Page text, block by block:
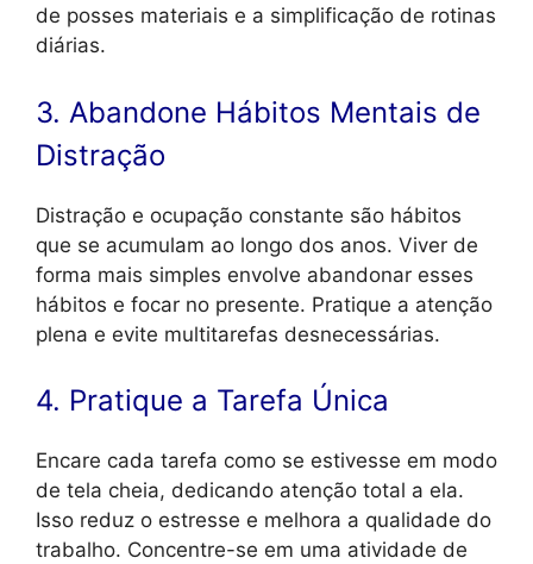
de posses materiais e a simplificação de rotinas
diárias.
3. Abandone Hábitos Mentais de
Distração
Distração e ocupação constante são hábitos
que se acumulam ao longo dos anos. Viver de
forma mais simples envolve abandonar esses
hábitos e focar no presente. Pratique a atenção
plena e evite multitarefas desnecessárias.
4. Pratique a Tarefa Única
Encare cada tarefa como se estivesse em modo
de tela cheia, dedicando atenção total a ela.
Isso reduz o estresse e melhora a qualidade do
trabalho. Concentre-se em uma atividade de